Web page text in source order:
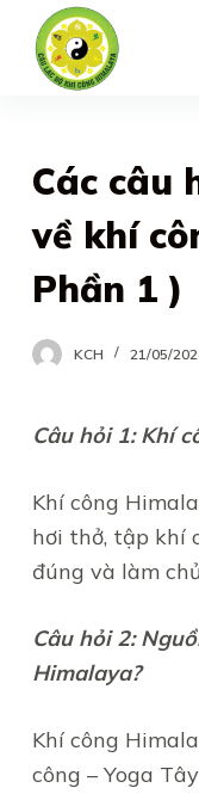
c
o
n
Các câu
về khí
Phần 1 )
KCH 21/05/
Câu hỏi 1: Khí
Khí công
hơi thở, tập khí
đúng và làm
Câu hỏi 2:
Himalaya?
Khí công
công – Yoga